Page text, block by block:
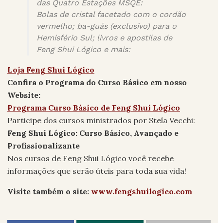
das Quatro Estações MSQE:
Bolas de cristal facetado com o cordão
vermelho; ba-guás (exclusivo) para o
Hemisfério Sul; livros e apostilas de
Feng Shui Lógico e mais:
Loja Feng Shui Lógico
Confira o Programa do Curso Básico em nosso
Website:
Programa Curso Básico de Feng Shui Lógico
Participe dos cursos ministrados por Stela Vecchi:
Feng Shui Lógico: Curso Básico, Avançado e
Profissionalizante
Nos cursos de Feng Shui Lógico você recebe
informações que serão úteis para toda sua vida!
Visite também o site: www.fengshuilogico.com